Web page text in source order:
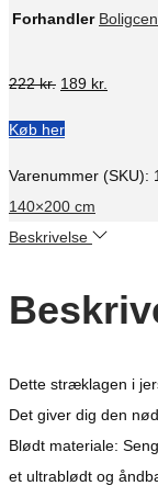
Forhandler
222kr. Den
pris
var:
222 kr..
189 kr.
er:
Køb her
Varenummer (SKU):
140×200 cm
Beskrivelse
Dette stræklagen i
Det giver dig den
Blødt materiale:
et ultrablødt og